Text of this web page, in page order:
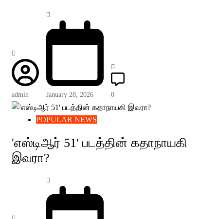
admin January 28, 2026 0
POPULAR NEWS
'எஸ்டிஆர் 51' படத்தின் கதாநாயகி
இவரா?